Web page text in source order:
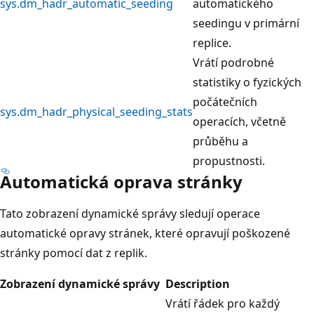
sys.dm_hadr_automatic_seeding
automatického
seedingu v primární
replice.
sys.dm_hadr_physical_seeding_stats
Vrátí podrobné
statistiky o fyzických
počátečních
operacích, včetně
průběhu a
propustnosti.
Automatická oprava stránky
Tato zobrazení dynamické správy sledují operace
automatické opravy stránek, které opravují poškozené
stránky pomocí dat z replik.
Zobrazení dynamické správy Description
Vrátí řádek pro každý